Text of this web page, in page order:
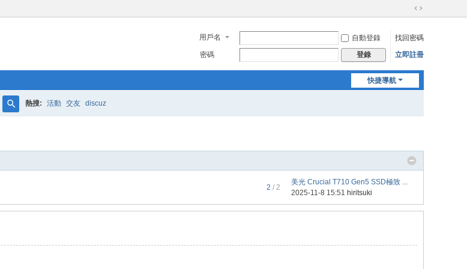
切
到
寬
用戶名 自動登錄
找回密碼
密碼
登錄 立即註冊
快捷導航
熱搜: 活動 交友 discuz
2 / 2
美光 Crucial T710 Gen5 SSD極致 ...
2025-11-8 15:51 hiritsuki